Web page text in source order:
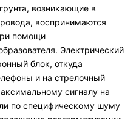
возникающие в
воспринимаются
помощи
Электрический
блок, откуда
и на стрелочный
сигналу на
по специфическому шуму